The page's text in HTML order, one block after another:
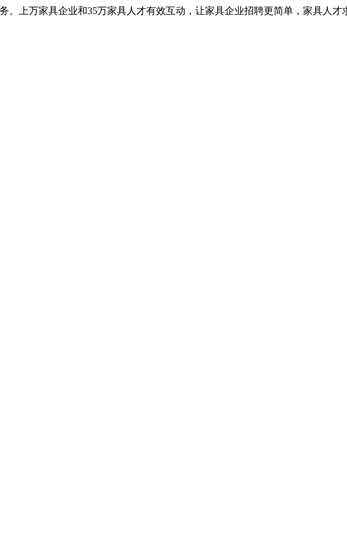
。上万家具企业和35万家具人才有效互动，让家具企业招聘更简单，家具人才